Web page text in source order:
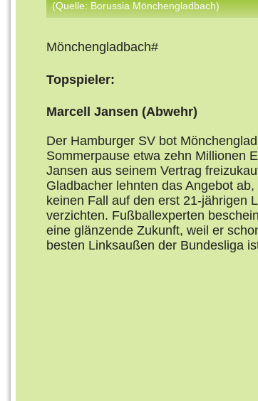
(Quelle: Borussia Mönchengladbach)
Mönchengladbach#
Topspieler:
Marcell Jansen (Abwehr)
Der Hamburger SV bot
Sommerpause etwa zehn Millionen
Jansen aus seinem Vertrag
Gladbacher lehnten das Angebot
keinen Fall auf den erst 21-jährigen
verzichten. Fußballexperten
eine glänzende Zukunft, weil er
besten Linksaußen der Bundesliga